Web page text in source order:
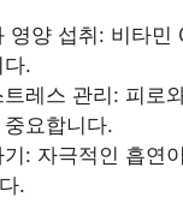
영양 섭취: 비타민
.
레스 관리: 피로
요합니다.
: 자극적인 흡연
.